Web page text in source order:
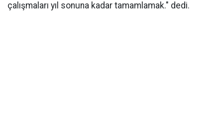
çalışmaları yıl sonuna kadar tamamlamak." dedi.